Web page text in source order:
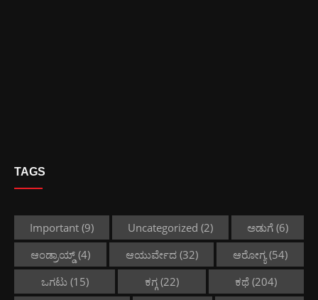
TAGS
Important (9) Uncategorized (2) ಅಡುಗೆ (6)
ಆಂಡ್ರಾಯ್ಡ್(4) ಆಯುರ್ವೇದ(32) ಆರೋಗ್ಯ (54)
ಒಗಟು(15) ಕಗ್ಗ(22) ಕಥೆ (204)